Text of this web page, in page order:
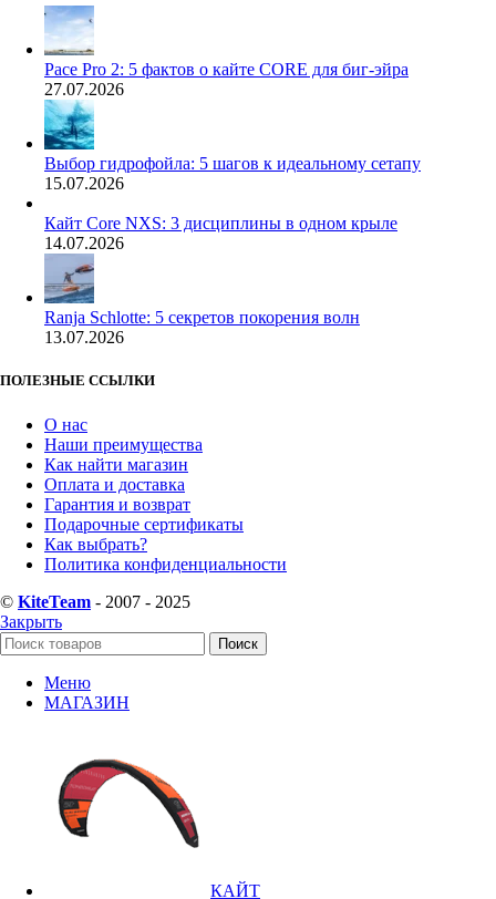
Pace Pro 2: 5 фактов о кайте CORE для биг-эйра
27.07.2026
Выбор гидрофойла: 5 шагов к идеальному сетапу
15.07.2026
Кайт Core NXS: 3 дисциплины в одном крыле
14.07.2026
Ranja Schlotte: 5 секретов покорения волн
13.07.2026
ПОЛЕЗНЫЕ ССЫЛКИ
О нас
Наши преимущества
Как найти магазин
Оплата и доставка
Гарантия и возврат
Подарочные сертификаты
Как выбрать?
Политика конфиденциальности
© KiteTeam - 2007 - 2025
Закрыть
Поиск
Меню
МАГАЗИН
КАЙТ